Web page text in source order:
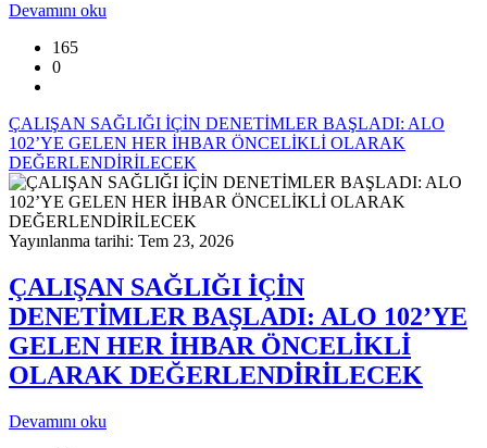
Devamını oku
165
0
ÇALIŞAN SAĞLIĞI İÇİN DENETİMLER BAŞLADI: ALO
102’YE GELEN HER İHBAR ÖNCELİKLİ OLARAK
DEĞERLENDİRİLECEK
Yayınlanma tarihi: Tem 23, 2026
ÇALIŞAN SAĞLIĞI İÇİN
DENETİMLER BAŞLADI: ALO 102’YE
GELEN HER İHBAR ÖNCELİKLİ
OLARAK DEĞERLENDİRİLECEK
Devamını oku